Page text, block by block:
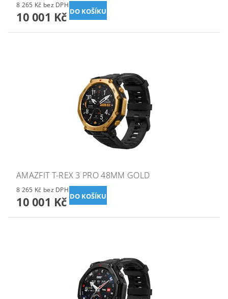
8 265 Kč bez DPH
10 001 Kč
AMAZFIT T-REX 3 PRO 48MM GOLD
8 265 Kč bez DPH
10 001 Kč